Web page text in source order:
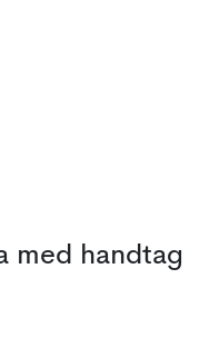
med handtag